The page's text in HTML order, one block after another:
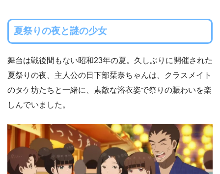
夏祭りの夜と謎の少女
舞台は戦後間もない昭和23年の夏。久しぶりに開催された
夏祭りの夜、主人公の日下部栞奈ちゃんは、クラスメイト
のタケ坊たちと一緒に、素敵な浴衣姿で祭りの賑わいを楽
しんでいました。